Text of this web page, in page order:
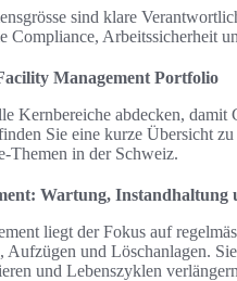
sind klare
Compliance, Arbeitssicherheit
Management Portfolio
Kernbereiche abdecken,
Sie eine kurze Übersicht
Themen in der Schweiz.
Wartung, Instandhaltung
liegt der Fokus auf
und Löschanlagen.
und Lebenszyklen